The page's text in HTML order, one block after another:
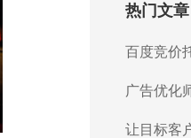
热门文章
百度竞价
广告优化
让目标客